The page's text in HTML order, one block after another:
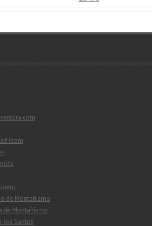
de Montañismo
de Montañismo
los Santos